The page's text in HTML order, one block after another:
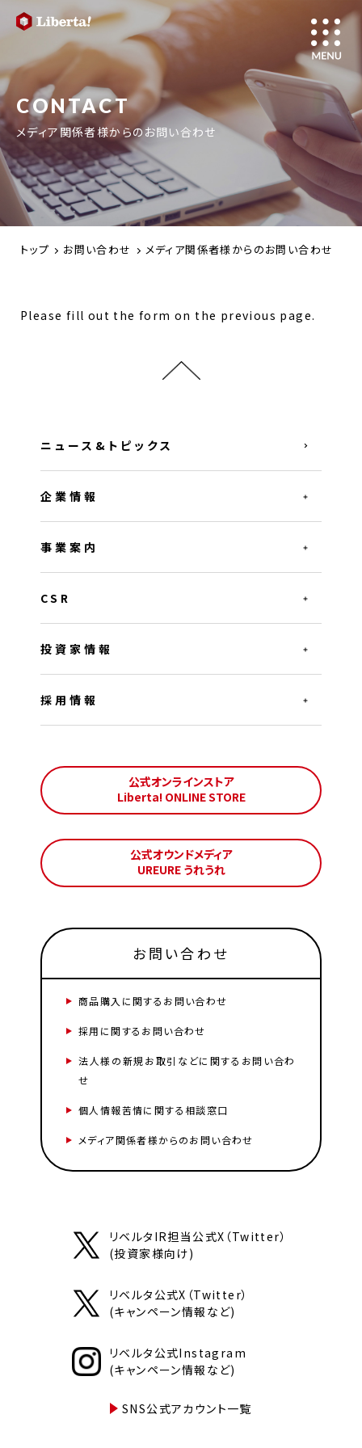
CONTACT
メディア関係者様からのお問い合わせ
トップ お問い合わせ メディア関係者様からのお問い合わせ
Please fill out the form on the previous page.
ニュース&トピックス
企業情報
事業案内
CSR
投資家情報
採用情報
公式オンラインストア
Liberta! ONLINE STORE
公式オウンドメディア
UREURE うれうれ
お問い合わせ
商品購入に関するお問い合わせ
採用に関するお問い合わせ
法人様の新規お取引などに関するお問い合わ
せ
個人情報苦情に関する相談窓口
メディア関係者様からのお問い合わせ
リベルタIR担当公式X（Twitter）
(投資家様向け)
リベルタ公式X（Twitter）
(キャンペーン情報など)
リベルタ公式Instagram
(キャンペーン情報など)
SNS公式アカウント一覧